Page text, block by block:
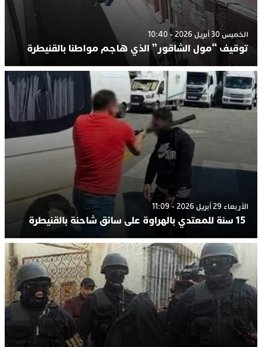
الخميس 30 أبريل 2026 - 10:40
توقيف “مول الشاقور” الذي هاجم مواطنا بالقنيطرة
الأربعاء 29 أبريل 2026 - 11:09